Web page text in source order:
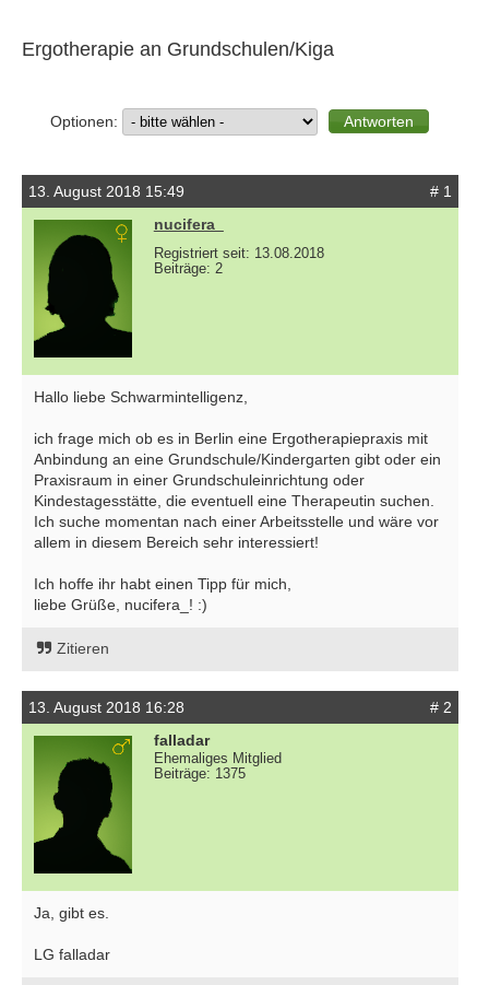
Ergotherapie an Grundschulen/Kiga
Optionen:
13. August 2018 15:49
# 1
nucifera_
Registriert seit: 13.08.2018
Beiträge: 2
Hallo liebe Schwarmintelligenz,
ich frage mich ob es in Berlin eine Ergotherapiepraxis mit
Anbindung an eine Grundschule/Kindergarten gibt oder ein
Praxisraum in einer Grundschuleinrichtung oder
Kindestagesstätte, die eventuell eine Therapeutin suchen.
Ich suche momentan nach einer Arbeitsstelle und wäre vor
allem in diesem Bereich sehr interessiert!
Ich hoffe ihr habt einen Tipp für mich,
liebe Grüße, nucifera_! :)
Zitieren
13. August 2018 16:28
# 2
falladar
Ehemaliges Mitglied
Beiträge: 1375
Ja, gibt es.
LG falladar